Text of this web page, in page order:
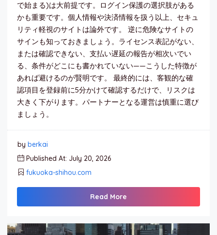
で始まる)は大前提です。ログイン保護の選択肢がある
かも重要です。個人情報や決済情報を扱う以上、セキュ
リティ軽視のサイトは論外です。 逆に危険なサイトの
サインも知っておきましょう。ライセンス表記がない、
または確認できない、支払い遅延の報告が相次いでい
る、条件がどこにも書かれていない——こうした特徴が
あれば避けるのが賢明です。 最終的には、客観的な確
認項目を登録前に5分かけて確認するだけで、リスクは
大きく下がります。パートナーとなる運営は慎重に選び
ましょう。
by berkai
Published At: July 20, 2026
fukuoka-shihou.com
Read More